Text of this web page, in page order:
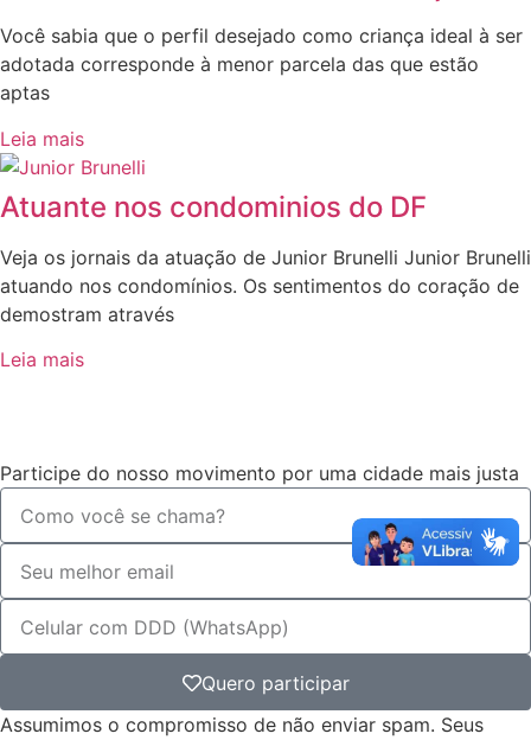
Você sabia que o perfil desejado como criança ideal à ser
adotada corresponde à menor parcela das que estão
aptas
Leia mais
Atuante nos condominios do DF
Veja os jornais da atuação de Junior Brunelli Junior Brunelli
atuando nos condomínios. Os sentimentos do coração de
demostram através
Leia mais
Participe do nosso movimento por uma cidade mais justa
Quero participar
Assumimos o compromisso de não enviar spam. Seus